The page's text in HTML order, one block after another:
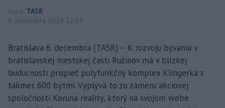
Autor TASR
6. decembra 2014 12:03
Bratislava 6. decembra (TASR) – K rozvoju bývania v
bratislavskej mestskej časti Ružinov má v blízkej
budúcnosti prispieť polyfunkčný komplex Klingerka s
takmer 600 bytmi. Vyplýva to zo zámeru akciovej
spoločnosti Koruna reality, ktorý na svojom webe